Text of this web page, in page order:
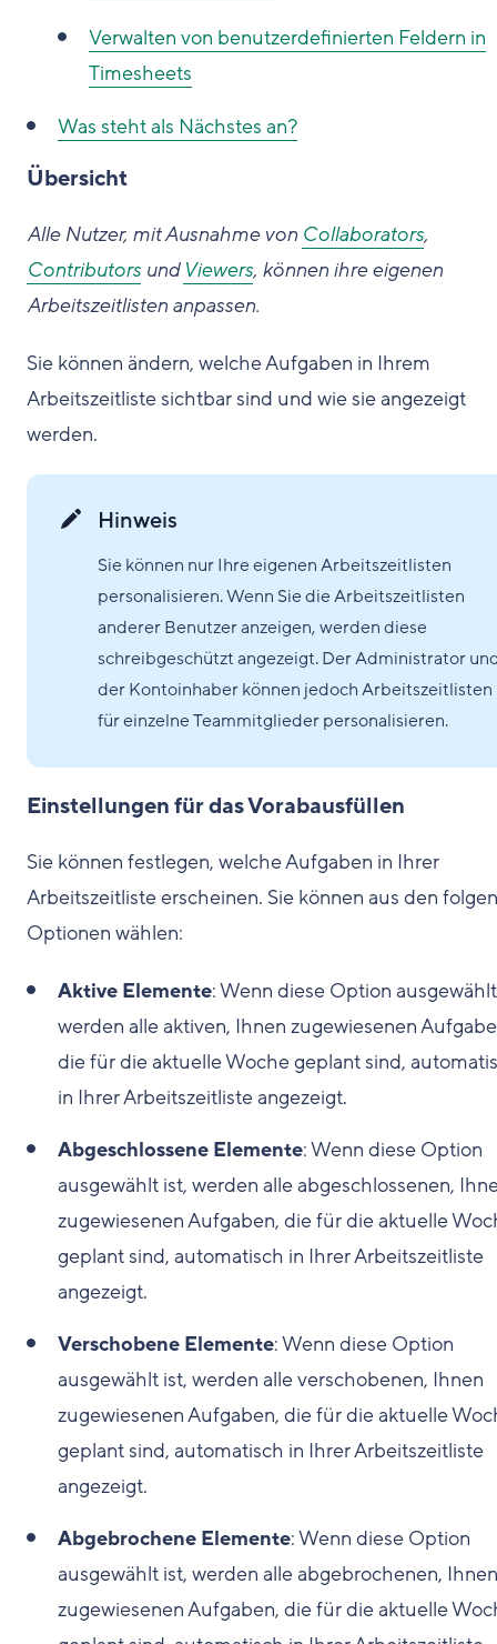
Verwalten von benutzerdefinierten Feldern in
Timesheets
Was steht als Nächstes an?
Übersicht
Alle Nutzer, mit Ausnahme von Collaborators,
Contributors und Viewers, können ihre eigenen
Arbeitszeitlisten anpassen.
Sie können ändern, welche Aufgaben in Ihrem
Arbeitszeitliste sichtbar sind und wie sie angezeigt
werden.
Hinweis
Sie können nur Ihre eigenen Arbeitszeitlisten
personalisieren. Wenn Sie die Arbeitszeitlisten
anderer Benutzer anzeigen, werden diese
schreibgeschützt angezeigt. Der Administrator
der Kontoinhaber können jedoch Arbeitszeitlisten
für einzelne Teammitglieder personalisieren.
Einstellungen für das Vorabausfüllen
Sie können festlegen, welche Aufgaben in Ihrer
Arbeitszeitliste erscheinen. Sie können aus den
Optionen wählen:
Aktive Elemente: Wenn diese Option
werden alle aktiven, Ihnen zugewiesenen
die für die aktuelle Woche geplant sind,
in Ihrer Arbeitszeitliste angezeigt.
Abgeschlossene Elemente: Wenn diese Option
ausgewählt ist, werden alle abgeschlossenen,
zugewiesenen Aufgaben, die für die aktuelle
geplant sind, automatisch in Ihrer Arbeitszeitliste
angezeigt.
Verschobene Elemente: Wenn diese Option
ausgewählt ist, werden alle verschobenen, Ihnen
zugewiesenen Aufgaben, die für die aktuelle
geplant sind, automatisch in Ihrer Arbeitszeitliste
angezeigt.
Abgebrochene Elemente: Wenn diese Option
ausgewählt ist, werden alle abgebrochenen, Ihnen
zugewiesenen Aufgaben, die für die aktuelle